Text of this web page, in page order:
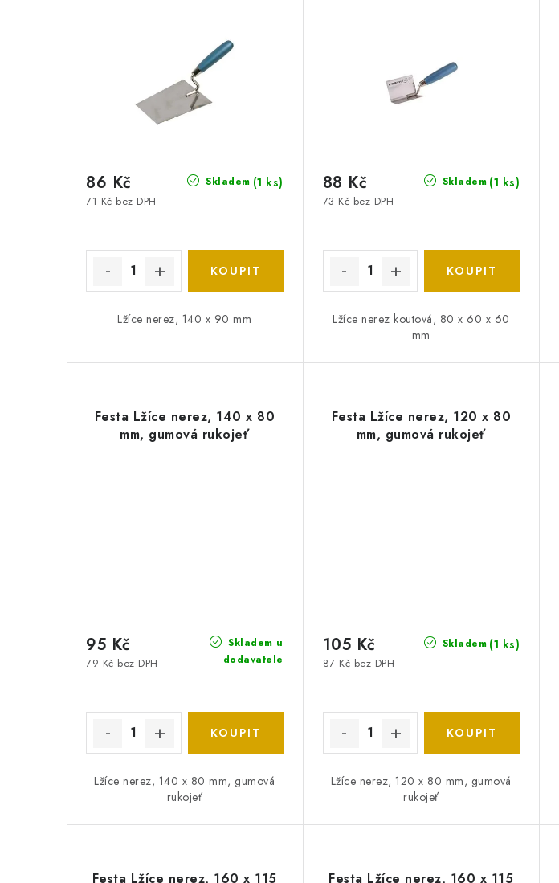
Skladem (1 ks)
71 Kč bez DPH
86 Kč
Lžíce nerez, 140 x 90 mm
Skladem (1 ks)
73 Kč bez DPH
88 Kč
Lžíce nerez koutová, 80 x 60 x 60
mm
Festa Lžíce nerez, 140 x 80
mm, gumová rukojeť
Skladem u
dodavatele
79 Kč bez DPH
95 Kč
Lžíce nerez, 140 x 80 mm, gumová
rukojeť
Festa Lžíce nerez, 120 x 80
mm, gumová rukojeť
Skladem (1 ks)
87 Kč bez DPH
105 Kč
Lžíce nerez, 120 x 80 mm, gumová
rukojeť
Festa Lžíce nerez, 160 x 115 Festa Lžíce nerez, 160 x 115